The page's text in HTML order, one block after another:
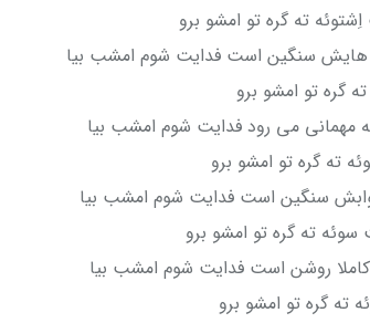
ته گره تو امشو برو
هایش سنگین است فدایت شوم امشب بیا
گره تو امشو برو
به مهمانی می رود فدایت شوم امشب بیا
ته گره تو امشو برو
سنگین است فدایت شوم امشب بیا
ته گره تو امشو برو
کاملا روشن است فدایت شوم امشب بیا
ته گره تو امشو برو